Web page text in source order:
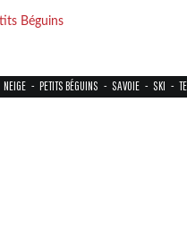
NEIGE - PETITS BÉGUINS - SAVOIE - SKI -